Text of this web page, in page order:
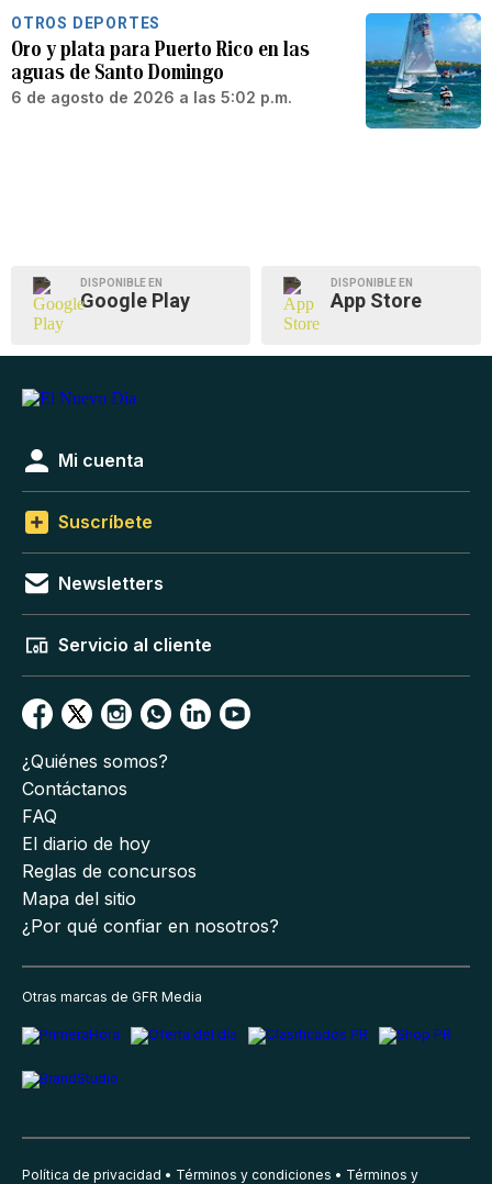
OTROS DEPORTES
Oro y plata para Puerto Rico en las
aguas de Santo Domingo
6 de agosto de 2026 a las 5:02 p.m.
DISPONIBLE EN
Google Play
DISPONIBLE EN
App Store
Mi cuenta
Suscríbete
Newsletters
Servicio al cliente
¿Quiénes somos?
Contáctanos
FAQ
El diario de hoy
Reglas de concursos
Mapa del sitio
¿Por qué confiar en nosotros?
Otras marcas de GFR Media
Política de privacidad Términos y condiciones Términos y